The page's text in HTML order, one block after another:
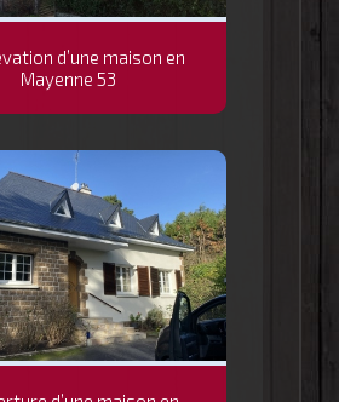
d’une maison en
Mayenne 53